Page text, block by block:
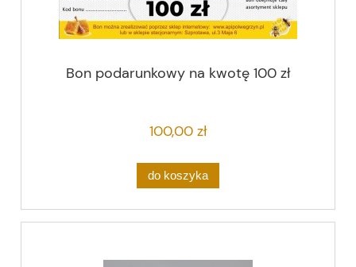
Bon podarunkowy na kwotę 100 zł
100,00 zł
do koszyka